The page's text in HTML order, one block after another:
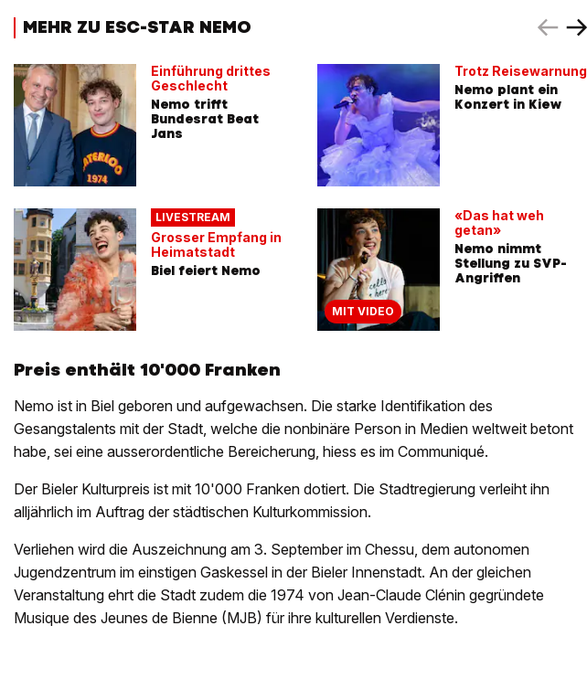
MEHR ZU ESC-STAR NEMO
Einführung drittes
Geschlecht
Nemo trifft
Bundesrat Beat
Jans
LIVESTREAM
Grosser Empfang in
Heimatstadt
Biel feiert Nemo
Trotz Reisewarnung
Nemo plant ein
Konzert in Kiew
MIT VIDEO
«Das hat weh
getan»
Nemo nimmt
Stellung zu SVP-
Angriffen
Preis enthält 10'000 Franken
Nemo ist in Biel geboren und aufgewachsen. Die starke Identifikation des
Gesangstalents mit der Stadt, welche die nonbinäre Person in Medien weltweit betont
habe, sei eine ausserordentliche Bereicherung, hiess es im Communiqué.
Der Bieler Kulturpreis ist mit 10'000 Franken dotiert. Die Stadtregierung verleiht ihn
alljährlich im Auftrag der städtischen Kulturkommission.
Verliehen wird die Auszeichnung am 3. September im Chessu, dem autonomen
Jugendzentrum im einstigen Gaskessel in der Bieler Innenstadt. An der gleichen
Veranstaltung ehrt die Stadt zudem die 1974 von Jean-Claude Clénin gegründete
Musique des Jeunes de Bienne (MJB) für ihre kulturellen Verdienste.